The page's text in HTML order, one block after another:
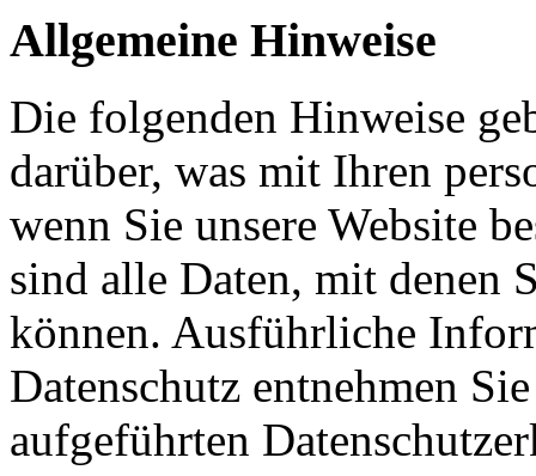
Allgemeine Hinweise
Die folgenden Hinweise
darüber, was mit Ihren
wenn Sie unsere Website
sind alle Daten, mit denen
können. Ausführliche
Datenschutz entnehmen
aufgeführten